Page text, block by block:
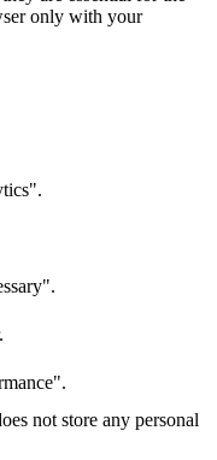
only with your
not store any personal